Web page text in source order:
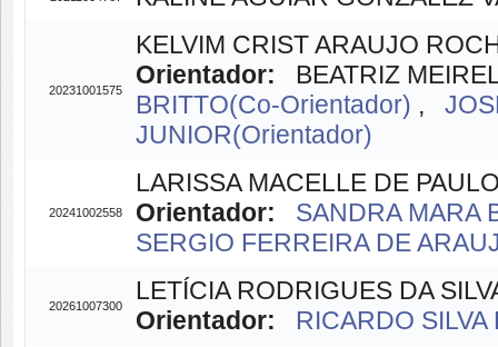
20231001575
KELVIM CRIST ARAUJO
Orientador: BEATRIZ
BRITTO(Co-Orientador) ,
JUNIOR(Orientador)
20241002558
LARISSA MACELLE DE
Orientador:
SANDRA MARA
SERGIO FERREIRA DE
20261007300
LETÍCIA RODRIGUES DA
Orientador:
RICARDO